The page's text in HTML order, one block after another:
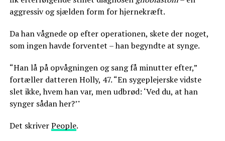
aggressiv og sjælden form for hjernekræft.
Da han vågnede op efter operationen, skete der noget,
som ingen havde forventet – han begyndte at synge.
“Han lå på opvågningen og sang få minutter efter,”
fortæller datteren Holly, 47. “En sygeplejerske vidste
slet ikke, hvem han var, men udbrød: ‘Ved du, at han
synger sådan her?’"
Det skriverPeople.